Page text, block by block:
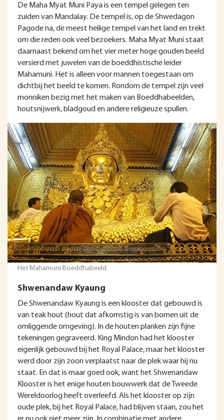
De Maha Myat Muni Paya is een tempel gelegen ten
zuiden van Mandalay. De tempel is, op de Shwedagon
Pagode na, de meest heilige tempel van het land en trekt
om die reden ook veel bezoekers. Maha Myat Muni staat
daarnaast bekend om het vier meter hoge gouden beeld
versierd met juwelen van de boeddhistische leider
Mahamuni. Het is alleen voor mannen toegestaan om
dichtbij het beeld te komen. Rondom de tempel zijn veel
monniken bezig met het maken van Boeddhabeelden,
houtsnijwerk, bladgoud en andere religieuze spullen.
Het Mahamuni Boeddhabeeld.
Shwenandaw Kyaung
De Shwenandaw Kyaung is een klooster dat gebouwd is
van teak hout (hout dat afkomstig is van bomen uit de
omliggende omgeving). In de houten planken zijn fijne
tekeningen gegraveerd. King Mindon had het klooster
eigenlijk gebouwd bij het Royal Palace, maar het klooster
werd door zijn zoon verplaatst naar de plek waar hij nu
staat. En dat is maar goed ook, want het Shwenandaw
Klooster is het enige houten bouwwerk dat de Tweede
Wereldoorlog heeft overleefd. Als het klooster op zijn
oude plek, bij het Royal Palace, had blijven staan, zou het